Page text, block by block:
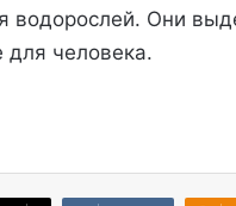
Они
человека.